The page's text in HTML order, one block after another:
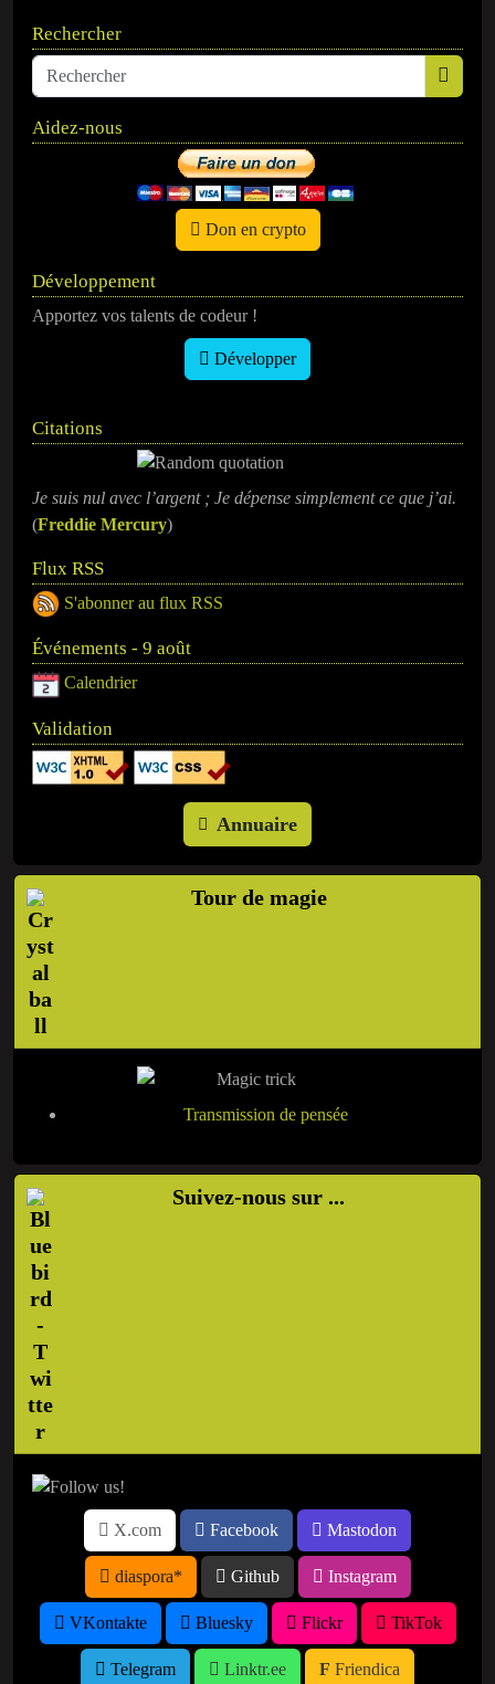
Rechercher
Aidez-nous
Don en crypto
Développement
Apportez vos talents de codeur !
Développer
Citations
Je suis nul avec l’argent ; Je dépense simplement ce que j’ai.
(Freddie Mercury)
Flux RSS
S'abonner au flux RSS
Événements - 9 août
Calendrier
Validation
Annuaire
Tour de magie
Transmission de pensée
Suivez-nous sur ...
X.com Facebook Mastodon
diaspora* Github Instagram
VKontakte Bluesky Flickr TikTok
Telegram Linktr.ee Friendica